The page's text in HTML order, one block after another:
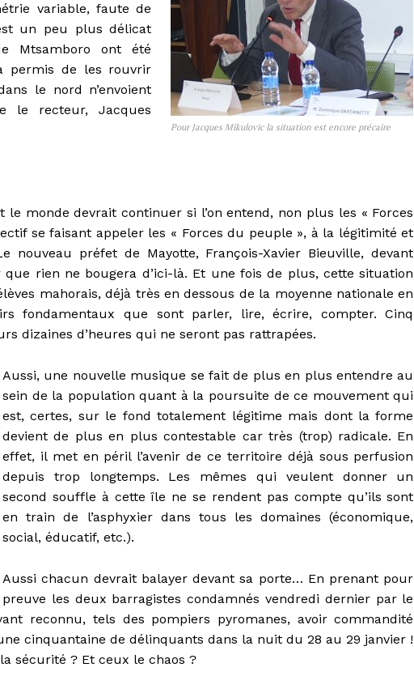
Pour Jacques Mikulovic la situation est encore précaire
variable, faute de
un peu plus délicat
Mtsamboro ont été
permis de les rouvrir
le nord n’envoient
le recteur, Jacques
monde devrait continuer si l’on entend, non plus les « Forces
se faisant appeler les « Forces du peuple », à la légitimité et
nouveau préfet de Mayotte, François-Xavier Bieuville, devant
rien ne bougera d’ici-là. Et une fois de plus, cette situation
mahorais, déjà très en dessous de la moyenne nationale en
fondamentaux que sont parler, lire, écrire, compter. Cinq
dizaines d’heures qui ne seront pas rattrapées.
Aussi, une nouvelle musique se fait de plus en plus entendre au
sein de la population quant à la poursuite de ce mouvement qui
est, certes, sur le fond totalement légitime mais dont la forme
devient de plus en plus contestable car très (trop) radicale. En
effet, il met en péril l’avenir de ce territoire déjà sous perfusion
depuis trop longtemps. Les mêmes qui veulent donner un
second souffle à cette île ne se rendent pas compte qu’ils sont
en train de l’asphyxier dans tous les domaines (économique,
social, éducatif, etc.).
Aussi chacun devrait balayer devant sa porte… En prenant pour
preuve les deux barragistes condamnés vendredi dernier par le
reconnu, tels des pompiers pyromanes, avoir commandité
cinquantaine de délinquants dans la nuit du 28 au 29 janvier !
sécurité ? Et ceux le chaos ?